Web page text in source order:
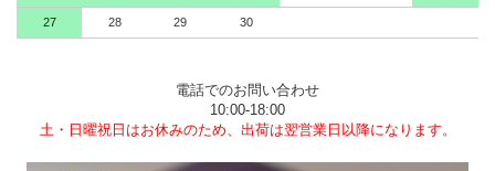
27 28 29 30
電話でのお問い合わせ
10:00-18:00
土・日曜祝日はお休みのため、出荷は翌営業日以降になります。